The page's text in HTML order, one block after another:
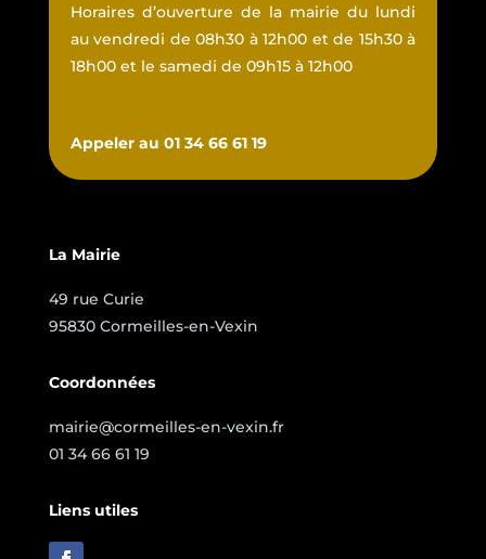
Horaires d’ouverture de la mairie du lundi
au vendredi de 08h30 à 12h00 et de 15h30 à
18h00 et le samedi de 09h15 à 12h00
Appeler au 01 34 66 61 19
La Mairie
49 rue Curie
95830 Cormeilles-en-Vexin
Coordonnées
mairie@cormeilles-en-vexin.fr
01 34 66 61 19
Liens utiles